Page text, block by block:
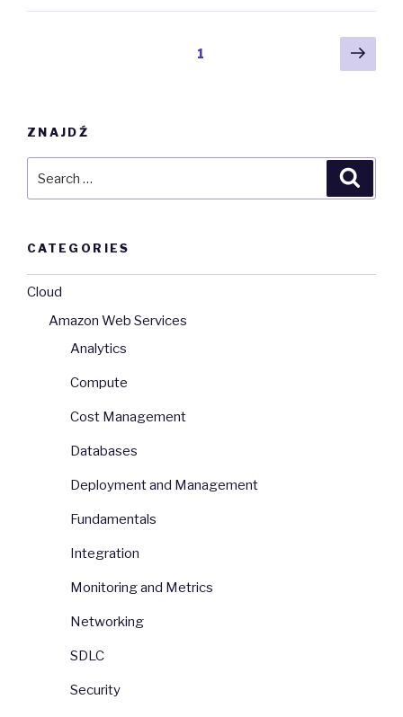
1
Next
ZNAJDŹ
for:
CATEGORIES
Cloud
Amazon Web Services
Analytics
Compute
Cost Management
Databases
Deployment and Management
Fundamentals
Integration
Monitoring and Metrics
Networking
SDLC
Security